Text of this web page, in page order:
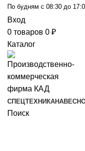
По будням с 08:30 до
Вход
0 товаров 0 ₽
Каталог
СПЕЦТЕХНИКА
Поиск